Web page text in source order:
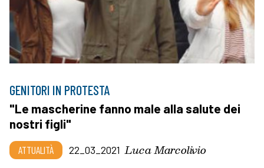
GENITORI IN PROTESTA
"Le mascherine fanno male alla salute dei
nostri figli"
ATTUALITÀ 22_03_2021 Luca Marcolivio